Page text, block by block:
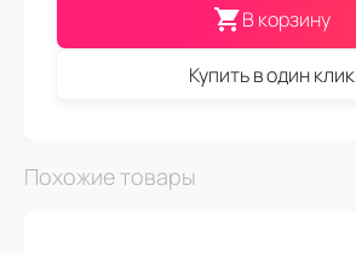
В корзину
Купить в один клик
Похожие товары